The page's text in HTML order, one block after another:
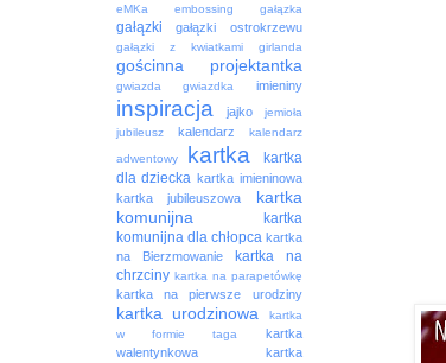
eMKa embossing gałązka
gałązki gałązki ostrokrzewu
gałązki z kwiatkami girlanda
gościnna projektantka
gwiazda gwiazdka imieniny
inspiracja jajko
jemioła
jubileusz
kalendarz
kalendarz
adwentowy
kartka
kartka
dla dziecka kartka imieninowa
kartka jubileuszowa
kartka
komunijna
kartka
komunijna dla chłopca kartka
na Bierzmowanie
kartka na
chrzciny kartka na parapetówkę
kartka na pierwsze urodziny
kartka urodzinowa
kartka
w formie taga
kartka
walentynkowa
kartka